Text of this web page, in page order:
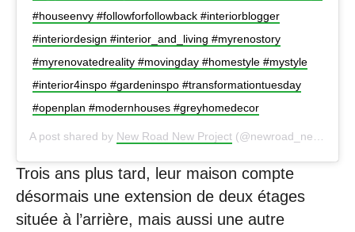
#houseenvy #followforfollowback #interiorblogger
#interiordesign #interior_and_living #myrenostory
#myrenovatedreality #movingday #homestyle #mystyle
#interior4inspo #gardeninspo #transformationtuesday
#openplan #modernhouses #greyhomedecor
A post shared by New Road New Project (@newroad_newproject) on
Trois ans plus tard, leur maison compte
désormais une extension de deux étages
située à l’arrière, mais aussi une autre